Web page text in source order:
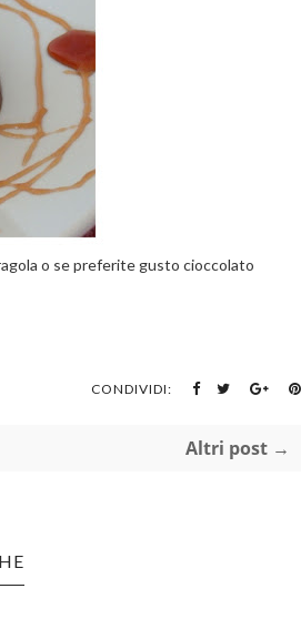
o se preferite gusto cioccolato
CONDIVIDI:
Altri post →